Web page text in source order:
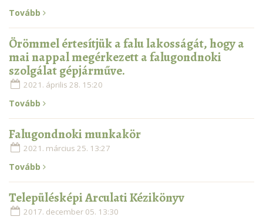
Tovább
Örömmel értesítjük a falu lakosságát, hogy a
mai nappal megérkezett a falugondnoki
szolgálat gépjárműve.
2021. április 28. 15:20
Tovább
Falugondnoki munkakör
2021. március 25. 13:27
Tovább
Településképi Arculati Kézikönyv
2017. december 05. 13:30